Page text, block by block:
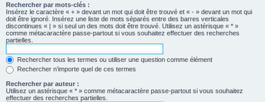
Rechercher par mots-clés :
Insérez le caractère « + » devant un mot qui doit être trouvé et « - » devant un mot qui
doit être ignoré. Insérez une liste de mots séparés entre des barres verticales
discontinues « | » si seul un des mots doit être trouvé. Utilisez un astérisque « * »
comme métacaractère passe-partout si vous souhaitez effectuer des recherches
partielles.
Rechercher tous les termes ou utiliser une question comme élément
Rechercher n’importe quel de ces termes
Rechercher par auteur :
Utilisez un astérisque « * » comme métacaractère passe-partout si vous souhaitez
effectuer des recherches partielles.